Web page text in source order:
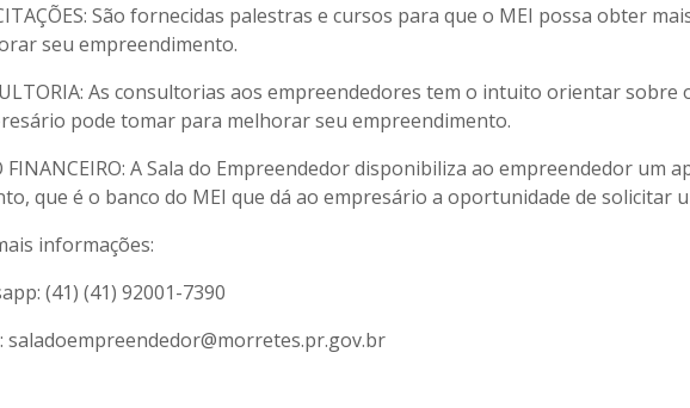
São fornecidas palestras e cursos para que o MEI possa obter
seu empreendimento.
As consultorias aos empreendedores tem o intuito orientar sobre
pode tomar para melhorar seu empreendimento.
FINANCEIRO: A Sala do Empreendedor disponibiliza ao empreendedor um
que é o banco do MEI que dá ao empresário a oportunidade de solicitar
informações:
(41) (41) 92001-7390
saladoempreendedor@morretes.pr.gov.br